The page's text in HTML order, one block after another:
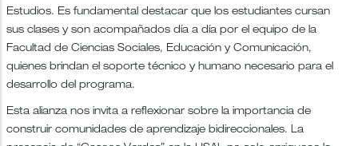
Estudios. Es fundamental destacar que los estudiantes cursan
sus clases y son acompañados día a día por el equipo de la
Facultad de Ciencias Sociales, Educación y Comunicación,
quienes brindan el soporte técnico y humano necesario para el
desarrollo del programa.
Esta alianza nos invita a reflexionar sobre la importancia de
construir comunidades de aprendizaje bidireccionales. La